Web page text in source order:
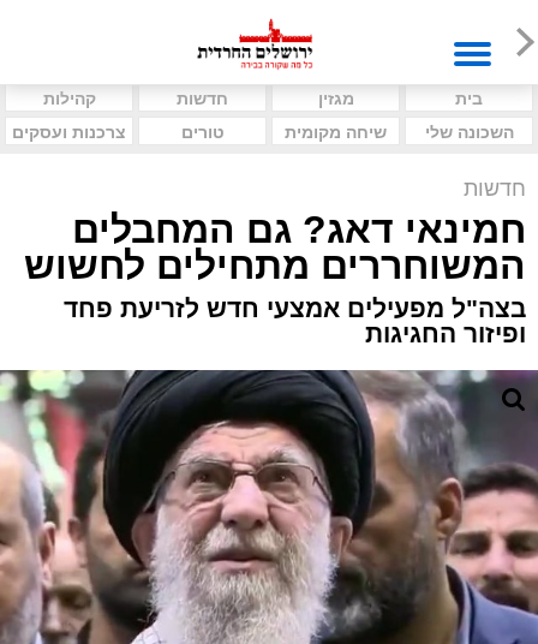
בית מגזין חדשות
קהילות
השכונה שלי
שיחה מקומית טורים צרכנות ועסקים
חדשות
חמינאי דאג? גם המחבלים
המשוחררים מתחילים לחשוש
בצה"ל מפעילים אמצעי חדש לזריעת פחד
ופיזור החגיגות